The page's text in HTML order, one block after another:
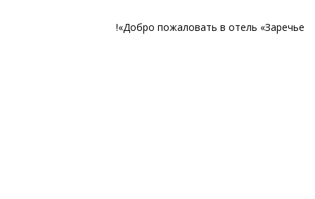
Добро пожаловать в отель «Заречье»!